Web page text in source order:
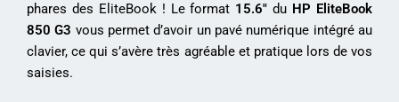
phares des EliteBook ! Le format 15.6″ du HP EliteBook
850 G3 vous permet d’avoir un pavé numérique intégré au
clavier, ce qui s’avère très agréable et pratique lors de vos
saisies.